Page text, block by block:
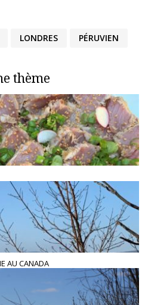
LONDRES PÉRUVIEN
thème
AU CANADA